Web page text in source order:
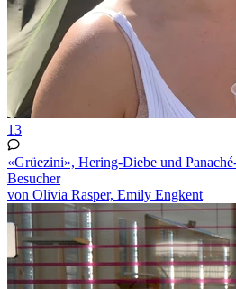
13
«Grüezini», Hering-Diebe und
Besucher
von Olivia Rasper, Emily Engkent